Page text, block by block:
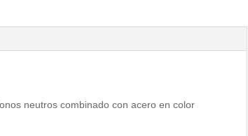
neutros combinado con acero en color